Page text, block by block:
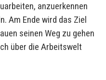
anzuerkennen
Am Ende wird das Ziel
seinen Weg zu gehen
über die Arbeitswelt